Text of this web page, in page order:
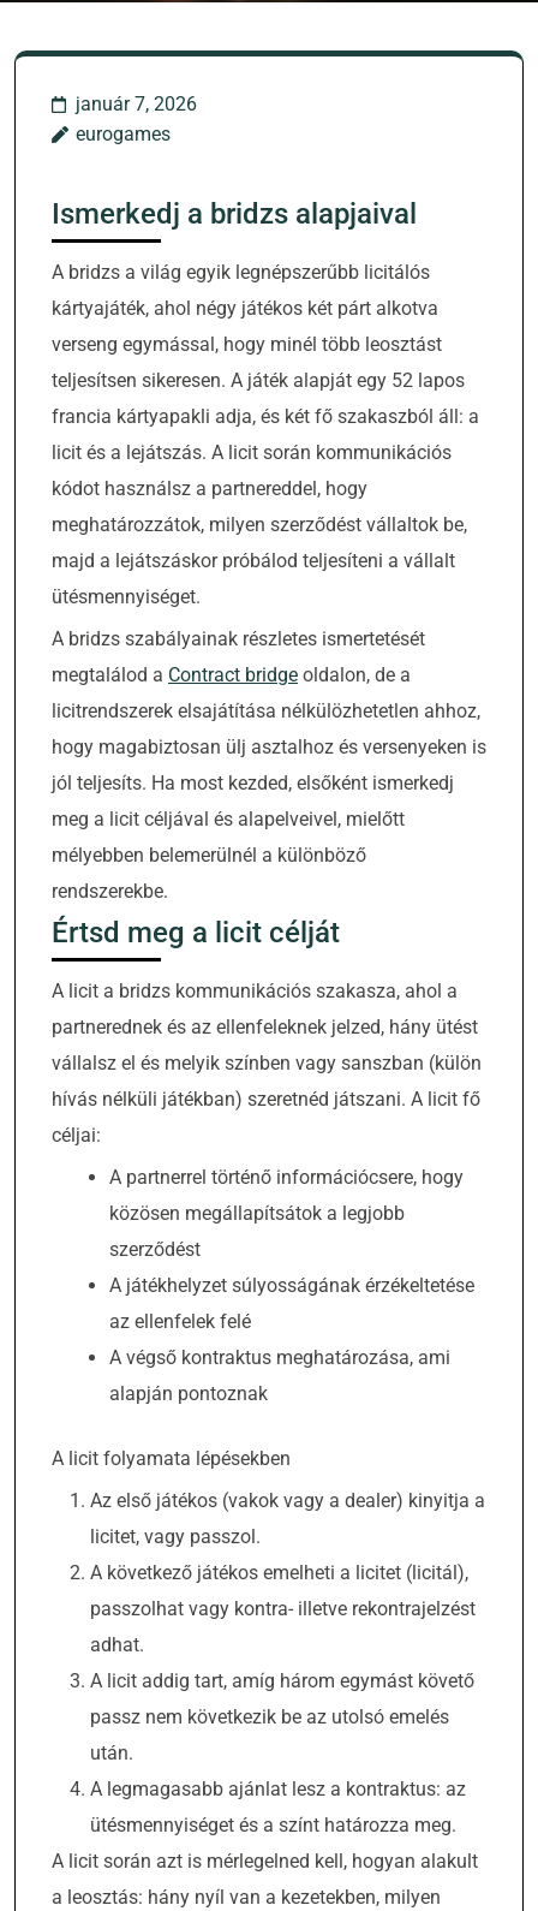
január 7, 2026
eurogames
Ismerkedj a bridzs alapjaival
A bridzs a világ egyik legnépszerűbb licitálós
kártyajáték, ahol négy játékos két párt alkotva
verseng egymással, hogy minél több leosztást
teljesítsen sikeresen. A játék alapját egy 52 lapos
francia kártyapakli adja, és két fő szakaszból áll: a
licit és a lejátszás. A licit során kommunikációs
kódot használsz a partnereddel, hogy
meghatározzátok, milyen szerződést vállaltok be,
majd a lejátszáskor próbálod teljesíteni a vállalt
ütésmennyiséget.
A bridzs szabályainak részletes ismertetését
megtalálod a Contract bridge oldalon, de a
licitrendszerek elsajátítása nélkülözhetetlen ahhoz,
hogy magabiztosan ülj asztalhoz és versenyeken is
jól teljesíts. Ha most kezded, elsőként ismerkedj
meg a licit céljával és alapelveivel, mielőtt
mélyebben belemerülnél a különböző
rendszerekbe.
Értsd meg a licit célját
A licit a bridzs kommunikációs szakasza, ahol a
partnerednek és az ellenfeleknek jelzed, hány ütést
vállalsz el és melyik színben vagy sanszban (külön
hívás nélküli játékban) szeretnéd játszani. A licit fő
céljai:
A partnerrel történő információcsere, hogy
közösen megállapítsátok a legjobb
szerződést
A játékhelyzet súlyosságának érzékeltetése
az ellenfelek felé
A végső kontraktus meghatározása, ami
alapján pontoznak
A licit folyamata lépésekben
Az első játékos (vakok vagy a dealer) kinyitja a
licitet, vagy passzol.
A következő játékos emelheti a licitet (licitál),
passzolhat vagy kontra- illetve rekontrajelzést
adhat.
A licit addig tart, amíg három egymást követő
passz nem következik be az utolsó emelés
után.
A legmagasabb ajánlat lesz a kontraktus: az
ütésmennyiséget és a színt határozza meg.
A licit során azt is mérlegelned kell, hogyan alakult
a leosztás: hány nyíl van a kezetekben, milyen